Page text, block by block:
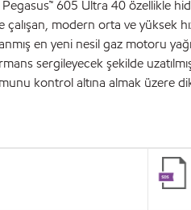
605 Ultra 40 özellikle
çalışan, modern orta ve yüksek
en yeni nesil gaz motoru
sergileyecek şekilde
kontrol altına almak üzere